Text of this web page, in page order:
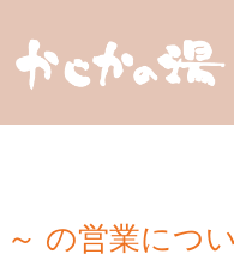
の営業につ